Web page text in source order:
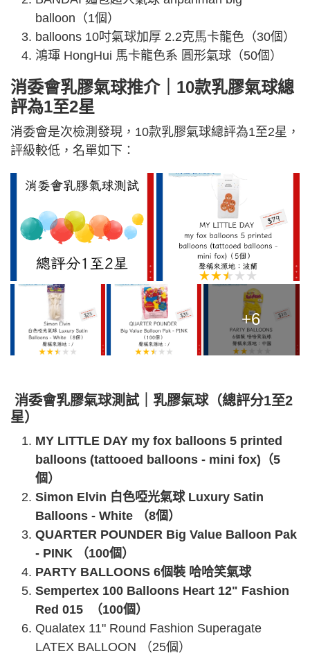
balloon（1個）
balloons 10吋氣球加厚 2.2克馬卡龍色（30個）
鴻琿 HongHui 馬卡龍色系 圓形氣球（50個）
消委會乳膠氣球推介｜10款乳膠氣球總
評為1至2星
消委會是次檢測發現，10款乳膠氣球總評為1至2星，
評級較低，名單如下：
+6
消委會乳膠氣球測試｜乳膠氣球（總評分1至2
星）
MY LITTLE DAY my fox balloons 5 printed
balloons (tattooed balloons - mini fox)（5
個）
Simon Elvin 白色啞光氣球 Luxury Satin
Balloons - White （8個）
QUARTER POUNDER Big Value Balloon Pak
- PINK （100個）
PARTY BALLOONS 6個裝 哈哈笑氣球
Sempertex 100 Balloons Heart 12" Fashion
Red 015 （100個）
Qualatex 11" Round Fashion Superagate
LATEX BALLOON （25個）